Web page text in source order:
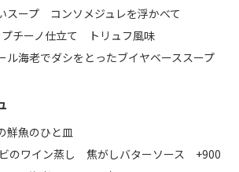
スープ コンソメジュレを浮かべて
プチーノ仕立て トリュフ風味
ル海老でダシをとったブイヤベーススープ
鮮魚のひと皿
のワイン蒸し 焦がしバターソース +900